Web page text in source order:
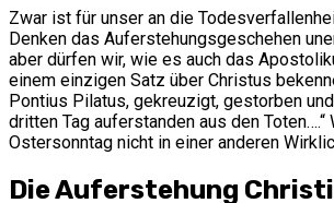
Zwar ist für unser an die
Denken das Auferstehungsgeschehen
aber dürfen wir, wie es auch das
einem einzigen Satz über Christus
Pontius Pilatus, gekreuzigt, gestorben
dritten Tag auferstanden aus den Toten….“
Ostersonntag nicht in einer anderen
Die Auferstehung